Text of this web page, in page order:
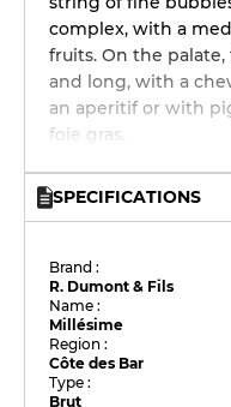
complex, with a
fruits. On the
and long, with a
an aperitif or with
foie gras.
SPECIFICATIONS
Brand :
R. Dumont & Fils
Name :
Millésime
Region :
Côte des Bar
Type :
Brut